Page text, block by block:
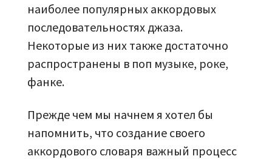
наиболее популярных аккордовых
последовательностях джаза.
Некоторые из них также достаточно
распространены в поп музыке, роке,
фанке.
Прежде чем мы начнем я хотел бы
напомнить, что создание своего
аккордового словаря важный процесс